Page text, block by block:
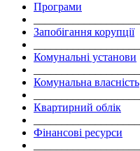
Програми
Запобігання корупції
Комунальні установи
Комунальна власність
Квартирний облік
Фінансові ресурси